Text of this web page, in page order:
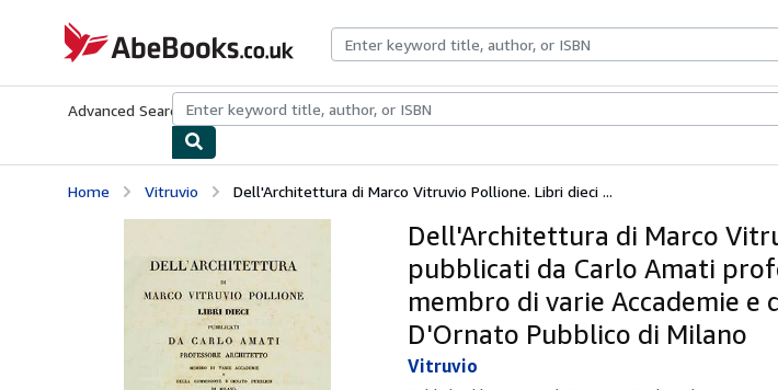
AbeBooks.co.uk
Advanced Search Browse CollectionsRare BooksArt & Collectables
Home Vitruvio Dell'Architettura di Marco Vitruvio Pollione. Libri dieci ...
Dell'Architettura di Marco
pubblicati da Carlo Amati
membro di varie Accademie e
D'Ornato Pubblico di Milano
Vitruvio